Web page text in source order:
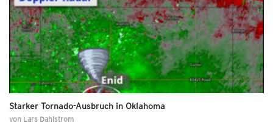
Starker Tornado-Ausbruch in Oklahoma
von Lars Dahlstrom